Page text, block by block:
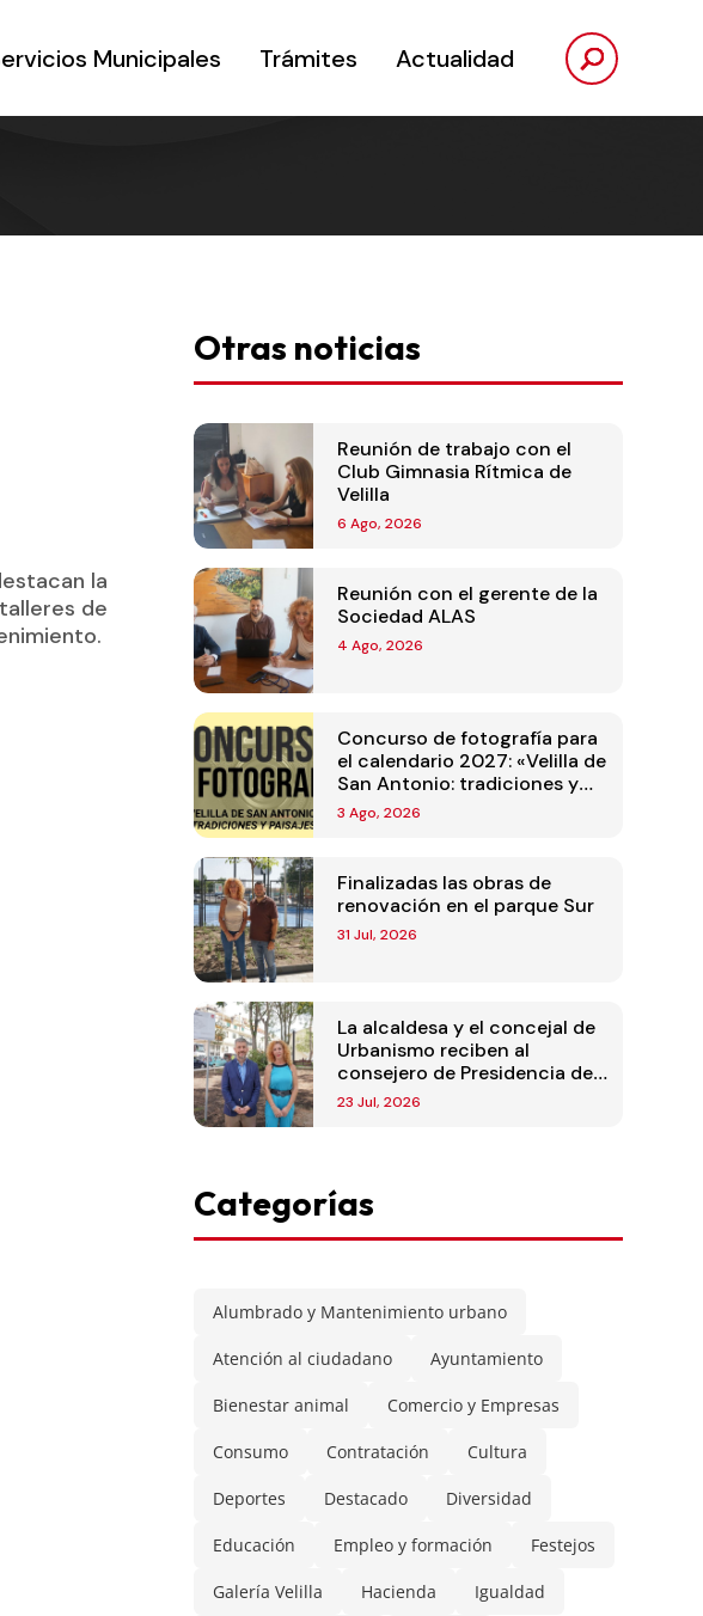
Municipales Trámites Actualidad
la
de
Otras noticias
Reunión de trabajo con el
Club Gimnasia Rítmica de
Velilla
6 Ago, 2026
Reunión con el gerente de la
Sociedad ALAS
4 Ago, 2026
Concurso de fotografía para
el calendario 2027: «Velilla de
San Antonio: tradiciones y
paisajes»
3 Ago, 2026
Finalizadas las obras de
renovación en el parque Sur
31 Jul, 2026
La alcaldesa y el concejal de
Urbanismo reciben al
consejero de Presidencia de
la Comunidad de Madrid
23 Jul, 2026
Categorías
Alumbrado y Mantenimiento urbano
Atención al ciudadano Ayuntamiento
Bienestar animal Comercio y Empresas
Consumo Contratación Cultura
Deportes Destacado Diversidad
Educación Empleo y formación Festejos
Galería Velilla Hacienda Igualdad